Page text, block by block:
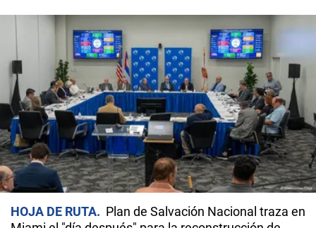
HOJA DE RUTA
Plan de Salvación Nacional traza en